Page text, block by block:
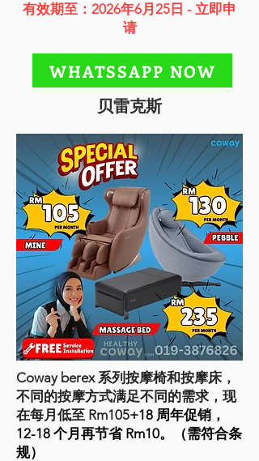
有效期至：2026年6月25日 - 立即申
请
WHATSSAPP NOW
贝雷克斯
Coway berex 系列按摩椅和按摩床，
不同的按摩方式满足不同的需求，现
在每月低至 Rm105+18 周年促销，
12-18 个月再节省 Rm10。（需符合条
规）